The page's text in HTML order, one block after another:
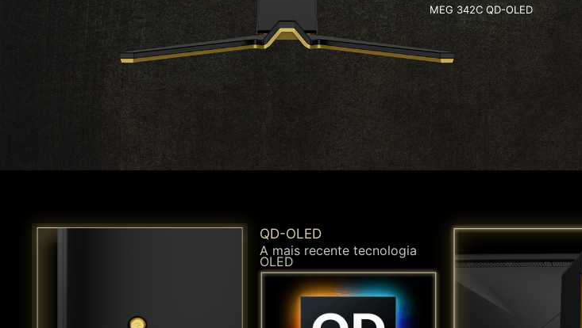
MEG 342C QD-OLED
QD-OLED
A mais recente tecnologia
OLED